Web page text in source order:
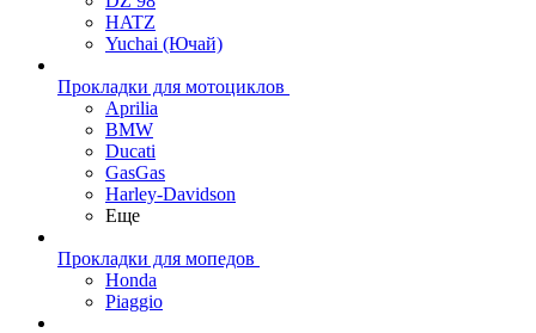
HATZ
Yuchai (Ючай)
Прокладки для мотоциклов
Aprilia
BMW
Ducati
GasGas
Harley-Davidson
Еще
Прокладки для мопедов
Honda
Piaggio